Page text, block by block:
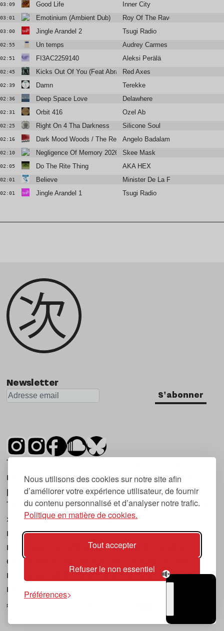
Nous utilisons des cookies sur notre site afin
d’améliorer votre expérience utilisateur, de fournir
du contenu personnalisé et d’analyser notre trafic.
Politique en matière de cookies.
Tout accepter
Refuser le non essentiel
Préférences
03:09 Good Life Inner City
03:01 Emotinium (Ambient Dub) Roy Of The Ravers
03:00 Jingle Arandel 2 Tsugi Radio
02:55 Un temps Audrey Carmes
02:51 FI3AC2259140 Aleksi Perälä
02:45 Kicks Out Of You (Feat Abrao)Red Axes
02:39 Damn Terekke
02:36 Deep Space Love Delawhere
02:31 Orbit 416 Ozel Ab
02:25 Right On 4 Tha Darkness Silicone Soul
02:16 Dark Mood Woods / The Red RoomAngelo Badalamenti
02:10 Negligence Of Memory 2026 Skee Mask
02:05 Do The Rite Thing AKA HEX
02:01 Believe Minister De La Funk Ft. Jocelyn
02:01 Jingle Arandel 1 Tsugi Radio
Newsletter
S'abonner
Tsugi est un mensuel indépendant sur la
musique et les nouvelles tendances, dont la
première parution date de 2007.
Tsugi en japonais signifie « prochain », « suivant
», ce qui correspond à la thématique du
magazine, à l’affût des nouvelles tendances
musicales, qu’elles viennent de la musique
électronique, du rock ou du hip hop, et des
nouveaux phénomènes de société liés à la
musique.
POLITIQUE DE COOKIES (UE)